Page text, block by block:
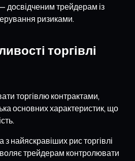
досвідченим трейдерам із
ризиками.
торгівлі
торгівлю контрактами,
основних характеристик, що
найяскравіших рис торгівлі
трейдерам контролювати